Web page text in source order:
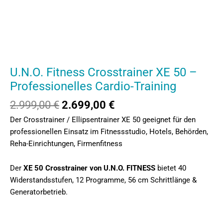
U.N.O. Fitness Crosstrainer XE 50 –
Professionelles Cardio-Training
2.999,00€ 2.699,00 €
Der Crosstrainer / Ellipsentrainer XE 50 geeignet für den
professionellen Einsatz im Fitnessstudio, Hotels, Behörden,
Reha-Einrichtungen, Firmenfitness
Der XE 50 Crosstrainer von U.N.O. FITNESS bietet 40
Widerstandsstufen, 12 Programme, 56 cm Schrittlänge &
Generatorbetrieb.